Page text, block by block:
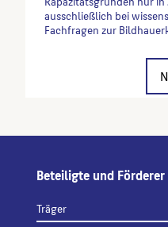
ausschließlich bei
Fachfragen zur
Beteiligte und Förderer
Träger